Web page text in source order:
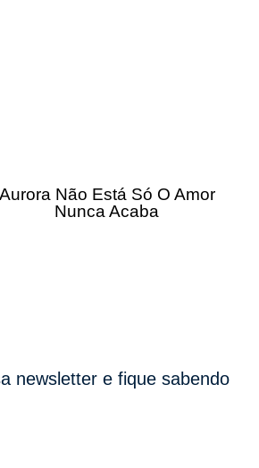
Aurora Não Está Só O Amor
Nunca Acaba
newsletter e fique sabendo